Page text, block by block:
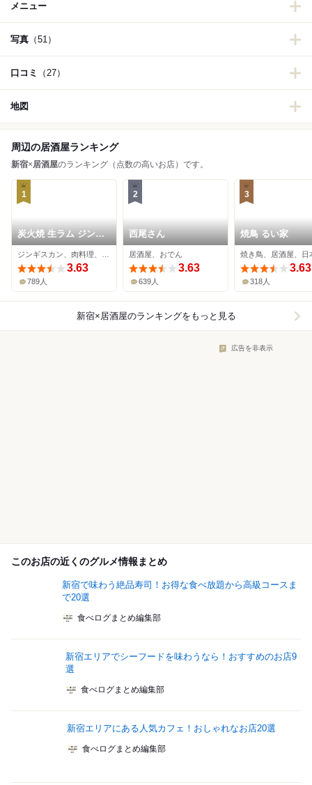
メニュー
写真 （51）
口コミ （27）
地図
周辺の居酒屋ランキング
新宿×居酒屋のランキング（点数の高いお店）です。
1
炭火焼 生ラム ジンギ
スカン だるまや 新宿
西口本店
3.63
789人
2
西尾さん
居酒屋、おでん
3.63
639人
3
焼鳥 るい家
3.63
318人
新宿×居酒屋のランキングをもっと見る
広告を非表示
このお店の近くのグルメ情報まとめ
新宿で味わう絶品寿司！お得な食べ放題から高級コースま
で20選
食べログまとめ編集部
新宿エリアでシーフードを味わうなら！おすすめのお店9
選
食べログまとめ編集部
新宿エリアにある人気カフェ！おしゃれなお店20選
食べログまとめ編集部